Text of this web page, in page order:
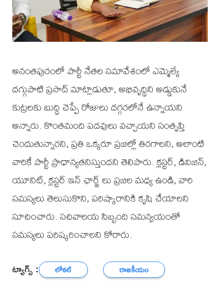
అనంతపురంలో పార్టీ నేతల సమావేశంలో ఎమ్మెల్యే
దగ్గుపాటి ప్రసాద్ మాట్లాడుతూ, అభివృద్ధిని అడ్డుకునే
కుట్రలకు బుద్ధి చెప్పే రోజులు దగ్గరలోనే ఉన్నాయని
అన్నారు. కొంతమంది పదవులు వచ్చాయని సంతృప్తి
చెందుతున్నారని, ప్రతి ఒక్కరూ ప్రజల్లో తిరగాలని, అలాంటి
వారికే పార్టీ ప్రాధాన్యతనిస్తుందని తెలిపారు. క్లస్టర్, డివిజన్,
యూనిట్, క్లస్టర్ ఇన్ ఛార్జ్ లు ప్రజల మధ్య ఉండి, వారి
సమస్యలు తెలుసుకొని, పరిష్కారానికి కృషి చేయాలని
సూచించారు. సచివాలయ సిబ్బంది సమన్వయంతో
సమస్యలు పరిష్కరించాలని కోరారు.
ట్యాగ్స్ : లోకల్ రాజకీయం